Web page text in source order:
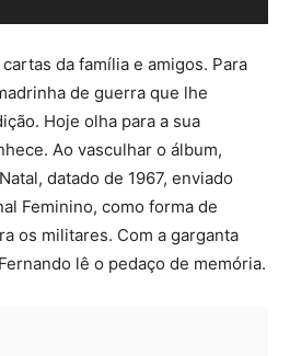
da família e amigos. Para
de guerra que lhe
Hoje olha para a sua
Ao vasculhar o álbum,
datado de 1967, enviado
Feminino, como forma de
os militares. Com a garganta
lê o pedaço de memória.